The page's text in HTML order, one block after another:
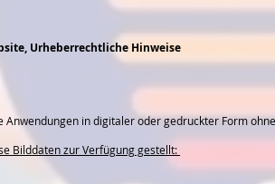
Urheberrechtliche Hinweise
in digitaler oder gedruckter Form
Bilddaten zur Verfügung gestellt: